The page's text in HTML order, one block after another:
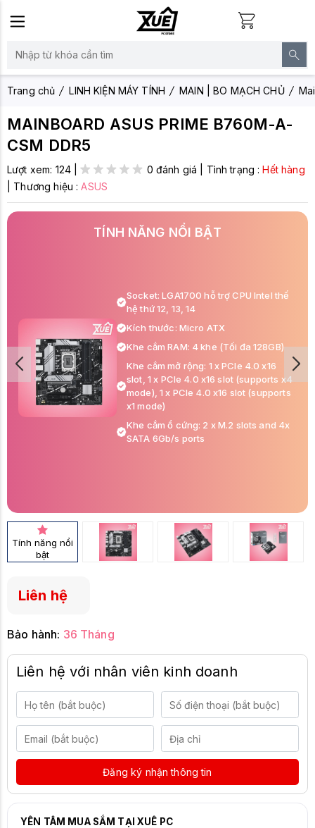
Trang chủ LINH KIỆN MÁY TÍNH MAIN | BO MẠCH CHỦ
MAINBOARD ASUS PRIME B760M-A-
CSM DDR5
Lượt xem: 124| 0 đánh giá Tình trạng :Hết hàng
Thương hiệu :ASUS
TÍNH NĂNG NỔI BẬT
Socket: LGA1700 hỗ trợ CPU Intel thế
hệ thứ 12, 13, 14
Kích thước: Micro ATX
Khe cắm RAM: 4 khe (Tối đa 128GB)
Khe cắm mở rộng: 1 x PCIe 4.0 x16
slot, 1 x PCIe 4.0 x16 slot (supports x4
mode), 1 x PCIe 4.0 x16 slot (supports
x1 mode)
Khe cắm ổ cứng: 2 x M.2 slots and 4x
SATA 6Gb/s ports
Tính năng nổi
bật
Liên hệ
Bảo hành: 36 Tháng
Liên hệ với nhân viên kinh doanh
Đăng ký nhận thông tin
YÊN TÂM MUA SẮM TẠI XUÊ PC